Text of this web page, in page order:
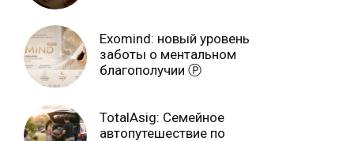
Exomind: новый уровень
заботы о ментальном
благополучии Ⓟ
TotalAsig: Семейное
автопутешествие по